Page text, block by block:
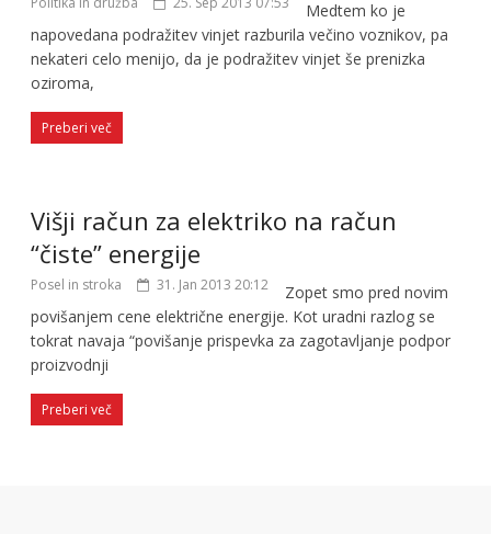
Medtem ko je
napovedana podražitev vinjet razburila večino voznikov, pa
nekateri celo menijo, da je podražitev vinjet še prenizka
oziroma,
Preberi več
Višji račun za elektriko na račun
“čiste” energije
Posel in stroka 31. Jan 2013 20:12
Zopet smo pred novim
povišanjem cene električne energije. Kot uradni razlog se
tokrat navaja “povišanje prispevka za zagotavljanje podpor
proizvodnji
Preberi več